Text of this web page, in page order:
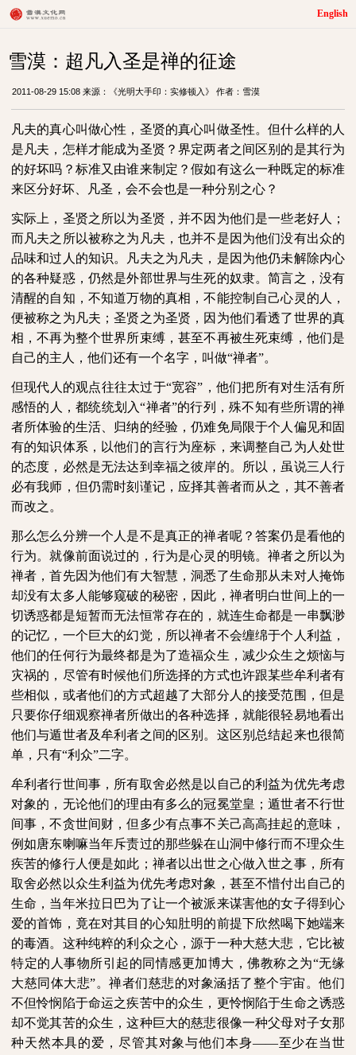
English
雪漠：超凡入圣是禅的征途
2011-08-29 15:08 来源：《光明大手印：实修顿入》 作者：雪漠
凡夫的真心叫做心性，圣贤的真心叫做圣性。但什么样的人
是凡夫，怎样才能成为圣贤？界定两者之间区别的是其行为
的好坏吗？标准又由谁来制定？假如有这么一种既定的标准
来区分好坏、凡圣，会不会也是一种分别之心？
实际上，圣贤之所以为圣贤，并不因为他们是一些老好人；
而凡夫之所以被称之为凡夫，也并不是因为他们没有出众的
品味和过人的知识。凡夫之为凡夫，是因为他仍未解除内心
的各种疑惑，仍然是外部世界与生死的奴隶。简言之，没有
清醒的自知，不知道万物的真相，不能控制自己心灵的人，
便被称之为凡夫；圣贤之为圣贤，因为他们看透了世界的真
相，不再为整个世界所束缚，甚至不再被生死束缚，他们是
自己的主人，他们还有一个名字，叫做“禅者”。
但现代人的观点往往太过于“宽容”，他们把所有对生活有所
感悟的人，都统统划入“禅者”的行列，殊不知有些所谓的禅
者所体验的生活、归纳的经验，仍难免局限于个人偏见和固
有的知识体系，以他们的言行为座标，来调整自己为人处世
的态度，必然是无法达到幸福之彼岸的。所以，虽说三人行
必有我师，但仍需时刻谨记，应择其善者而从之，其不善者
而改之。
那么怎么分辨一个人是不是真正的禅者呢？答案仍是看他的
行为。就像前面说过的，行为是心灵的明镜。禅者之所以为
禅者，首先因为他们有大智慧，洞悉了生命那从未对人掩饰
却没有太多人能够窥破的秘密，因此，禅者明白世间上的一
切诱惑都是短暂而无法恒常存在的，就连生命都是一串飘渺
的记忆，一个巨大的幻觉，所以禅者不会缠绵于个人利益，
他们的任何行为最终都是为了造福众生，减少众生之烦恼与
灾祸的，尽管有时候他们所选择的方式也许跟某些牟利者有
些相似，或者他们的方式超越了大部分人的接受范围，但是
只要你仔细观察禅者所做出的各种选择，就能很轻易地看出
他们与遁世者及牟利者之间的区别。这区别总结起来也很简
单，只有“利众”二字。
牟利者行世间事，所有取舍必然是以自己的利益为优先考虑
对象的，无论他们的理由有多么的冠冕堂皇；遁世者不行世
间事，不贪世间财，但多少有点事不关己高高挂起的意味，
例如唐东喇嘛当年斥责过的那些躲在山洞中修行而不理众生
疾苦的修行人便是如此；禅者以出世之心做入世之事，所有
取舍必然以众生利益为优先考虑对象，甚至不惜付出自己的
生命，当年米拉日巴为了让一个被派来谋害他的女子得到心
爱的首饰，竟在对其目的心知肚明的前提下欣然喝下她端来
的毒酒。这种纯粹的利众之心，源于一种大慈大悲，它比被
特定的人事物所引起的同情感更加博大，佛教称之为“无缘
大慈同体大悲”。禅者们慈悲的对象涵括了整个宇宙。他们
不但怜悯陷于命运之疾苦中的众生，更怜悯陷于生命之诱惑
却不觉其苦的众生，这种巨大的慈悲很像一种父母对子女那
种天然本具的爱，尽管其对象与他们本身——至少在当世